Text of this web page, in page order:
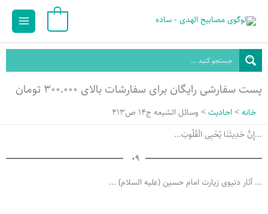
محتوا
Main
پست سفارشی رایگان برای سفارشات بالای ۳۰۰.۰۰۰ تومان
خانه احادیث
وسائل الشیعه ج14 ص413
...إِنَّ حَدِيثَنٰا یُحْیِی الْقُلُوبَ...
09
... آثار دنیوی زیارت امام حسین (علیه السلام) ...